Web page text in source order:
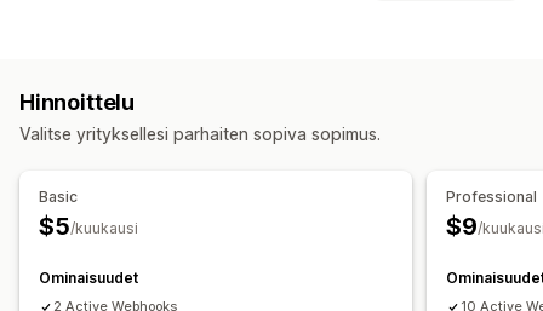
Taloustoiminnot
Myyntisaamiset
Verovähennykset
Ostotilaukset
Automaattinen tietojen synkronointi
Tilauksen tiedot
Asiakkaat
Reaaliaikainen
Varastoilmoitukset
Hinnoittelu
Valitse yrityksellesi parhaiten sopiva sopimus.
Basic
$5/kuukausi
Ominaisuudet
2 Active Webhooks
Professional
$9/
10 Active